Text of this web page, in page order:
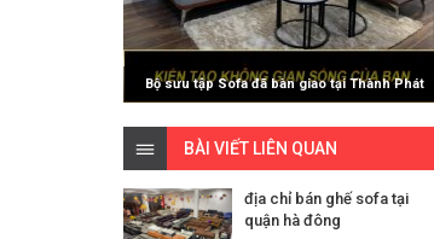
Bộ sưu tập Sofa đã bàn giao tại Thành Phát
BÀI VIẾT LIÊN QUAN
địa chỉ bán ghế sofa tại
quận hà đông